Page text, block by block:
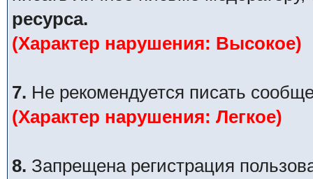
ресурса.
(Характер нарушения: Высокое)
7. Не рекомендуется писать
(Характер нарушения: Легкое)
8. Запрещена регистрация